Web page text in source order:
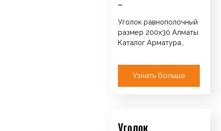
Уголок равнополочный
размер 200х30 Алматы
Каталог Арматура
Сетка кладочная
Проволока ОК
Узнать больше
Уголок